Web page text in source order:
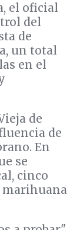
el oficial
del
de
un total
en el
de
de
En
se
cinco
marihuana